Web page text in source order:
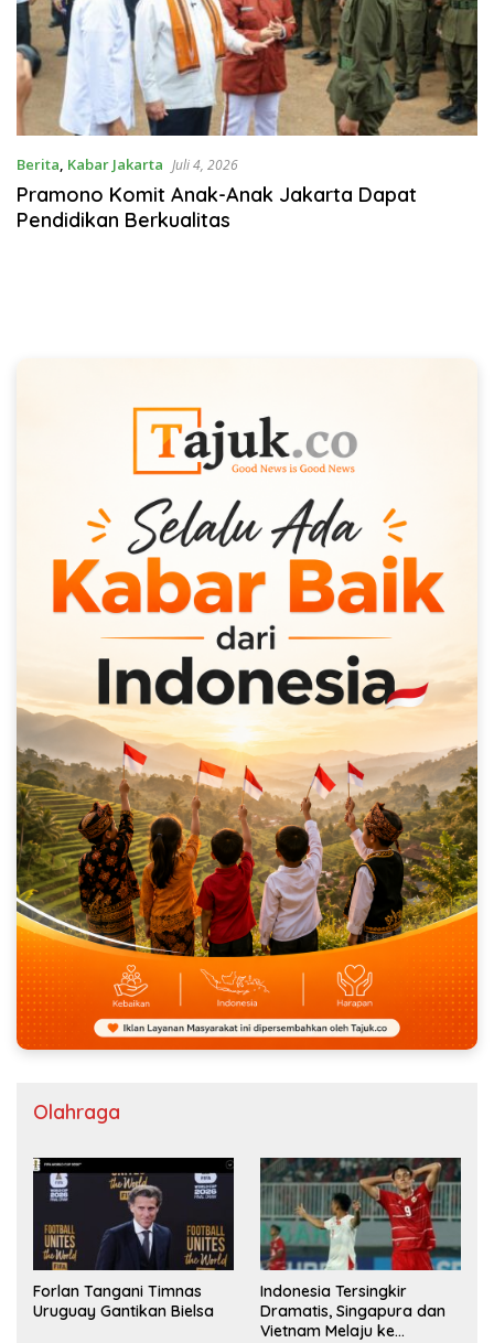
Berita, Kabar Jakarta Juli 4, 2026
Pramono Komit Anak-Anak Jakarta Dapat
Pendidikan Berkualitas
Olahraga
Forlan Tangani Timnas
Uruguay Gantikan Bielsa
Indonesia Tersingkir
Dramatis, Singapura dan
Vietnam Melaju ke